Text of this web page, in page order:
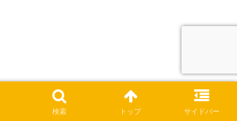
検索 トップ サイドバー